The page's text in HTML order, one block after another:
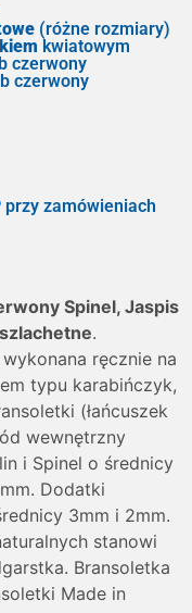
(różne rozmiary)
kwiatowym
czerwony
czerwony
przy zamówieniach
Spinel, Jaspis
.
ręcznie na
typu karabińczyk,
(łańcuszek
wewnętrzny
i Spinel o średnicy
Dodatki
3mm i 2mm.
stanowi
Bransoletka
Made in